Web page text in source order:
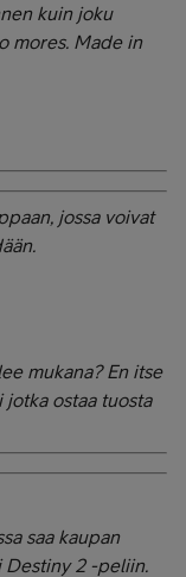
kuin joku
mores. Made in
jossa voivat
mukana? En itse
jotka ostaa tuosta
saa kaupan
Destiny 2 -peliin.